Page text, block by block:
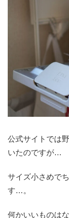
公式サイトでは
いたのですが…
サイズ小さめで
す…。
何かいいものは